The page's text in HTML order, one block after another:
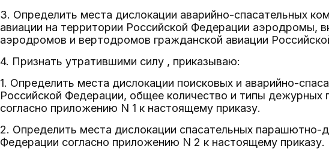
3. Определить места дислокации аварийно-спасательных
авиации на территории Российской Федерации аэродромы,
аэродромов и вертодромов гражданской авиации
4. Признать утратившими силу , приказываю:
1. Определить места дислокации поисковых и аварийно-
Российской Федерации, общее количество и типы дежурных
согласно приложению N 1 к настоящему приказу.
2. Определить места дислокации спасательных парашютно-
Федерации согласно приложению N 2 к настоящему приказу.